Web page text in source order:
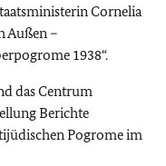
Cornelia
Außen –
1938“.
das Centrum
Berichte
Pogrome im